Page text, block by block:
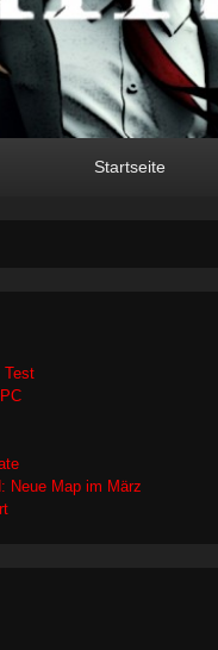
Startseite
Test
Neue Map im März